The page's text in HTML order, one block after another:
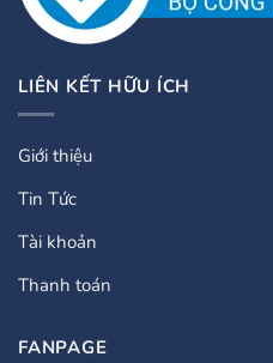
LIÊN KẾT HỮU ÍCH
Giới thiệu
Tin Tức
Tài khoản
Thanh toán
FANPAGE